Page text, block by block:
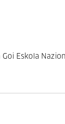
Eskola